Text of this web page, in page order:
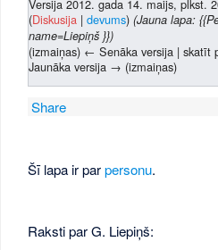
Versija 2012. gada 14. maijs, plkst.
(Diskusija |devums) (Jauna lapa:
name=Liepiņš }})
(izmaiņas) ← Senāka versija | skatīt
Jaunāka versija → (izmaiņas)
Share
Šī lapa ir parpersonu.
Raksti par G. Liepiņš: